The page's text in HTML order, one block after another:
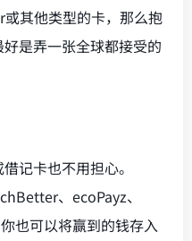
其他类型的卡，那么抱
是弄一张全球都接受的
记卡也不用担心。
、ecoPayz、
也可以将赢到的钱存入